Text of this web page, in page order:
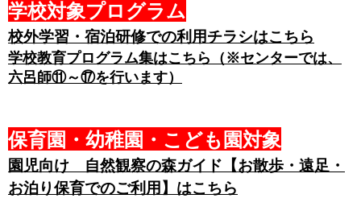
学校対象プログラム
校外学習・宿泊研修での利用チラシはこちら
学校教育プログラム集はこちら（※センターでは、
六呂師⑪～⑰を行います）
保育園・幼稚園・こども園対象
園児向け 自然観察の森ガイド【お散歩・遠足・
お泊り保育でのご利用】はこちら